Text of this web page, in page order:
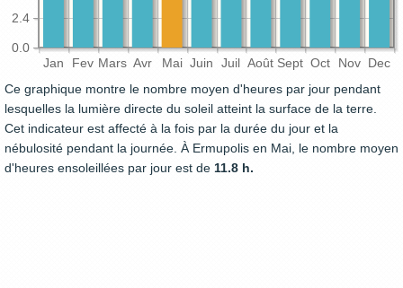
Jan Fev Mars Avr Mai Juin Juil Août Sept Oct Nov Dec
0.0
2.4
Ce graphique montre le nombre moyen d'heures par jour pendant
lesquelles la lumière directe du soleil atteint la surface de la terre.
Cet indicateur est affecté à la fois par la durée du jour et la
nébulosité pendant la journée. À Ermupolis en Mai, le nombre moyen
d'heures ensoleillées par jour est de 11.8 h.